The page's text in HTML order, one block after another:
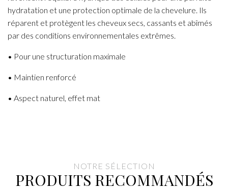
hydratation et une protection optimale de la chevelure. Ils
réparent et protègent les cheveux secs, cassants et abîmés
par des conditions environnementales extrêmes.
• Pour une structuration maximale
• Maintien renforcé
• Aspect naturel, effet mat
NOTRE SÉLECTION
PRODUITS RECOMMANDÉS